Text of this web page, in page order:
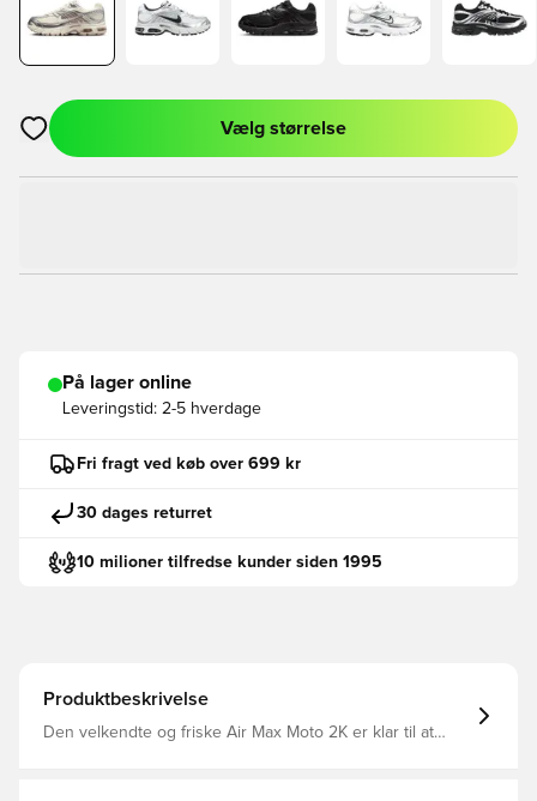
Åbner en Modal til at logge ind eller tilmelde dig som medlem
Vælg størrelse
På lager online
Leveringstid: 2-5 hverdage
Fri fragt ved køb over 699 kr
30 dages returret
10 milioner tilfredse kunder siden 1995
Produktbeskrivelse
Den velkendte og friske Air Max Moto 2K er klar til at